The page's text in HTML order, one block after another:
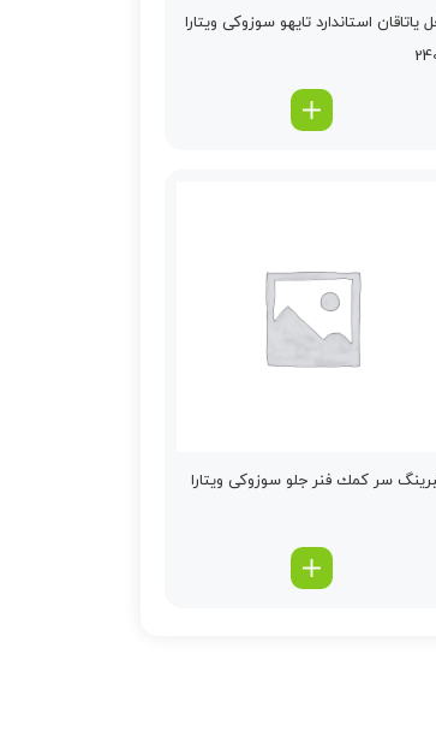
یاتاقان استاندارد تایهو سوزوکی ویتارا
سر كمك فنر جلو سوزوکی ویتارا